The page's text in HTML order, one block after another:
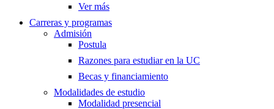
Ver más
Carreras y programas
Admisión
Postula
Razones para estudiar en la UC
Becas y financiamiento
Modalidades de estudio
Modalidad presencial